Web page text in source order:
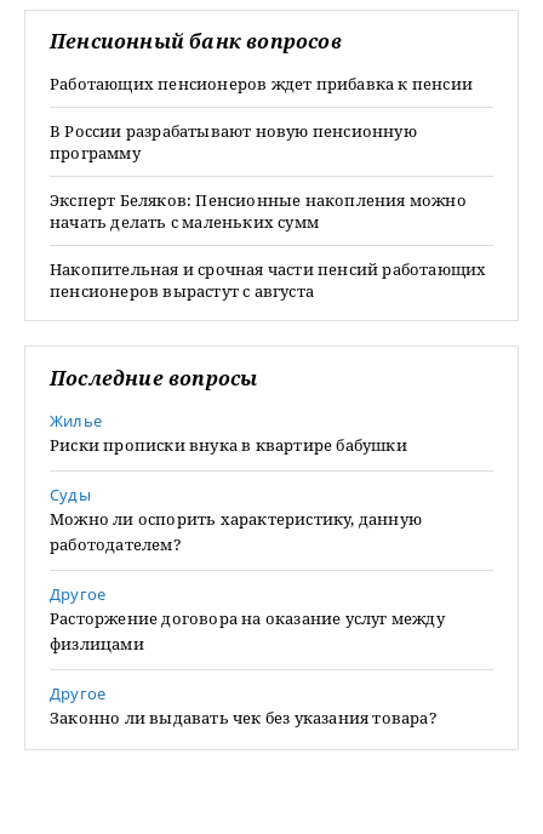
Пенсионный банк вопросов
Работающих пенсионеров ждет прибавка к пенсии
В России разрабатывают новую пенсионную
программу
Эксперт Беляков: Пенсионные накопления можно
начать делать с маленьких сумм
Накопительная и срочная части пенсий работающих
пенсионеров вырастут с августа
Последние вопросы
Жилье
Риски прописки внука в квартире бабушки
Суды
Можно ли оспорить характеристику, данную
работодателем?
Другое
Расторжение договора на оказание услуг между
физлицами
Другое
Законно ли выдавать чек без указания товара?